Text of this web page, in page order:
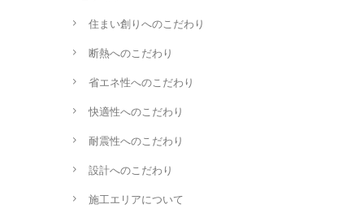
住まい創りへのこだわり
断熱へのこだわり
省エネ性へのこだわり
快適性へのこだわり
耐震性へのこだわり
設計へのこだわり
施工エリアについて